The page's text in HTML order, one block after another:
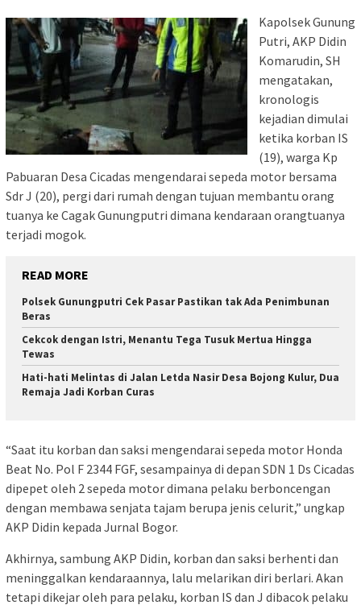
Kapolsek Gunung
Putri, AKP Didin
Komarudin, SH
mengatakan,
kronologis
kejadian dimulai
ketika korban IS
(19), warga Kp
Pabuaran Desa Cicadas mengendarai sepeda motor bersama
Sdr J (20), pergi dari rumah dengan tujuan membantu orang
tuanya ke Cagak Gunungputri dimana kendaraan orangtuanya
terjadi mogok.
READ MORE
Polsek Gunungputri Cek Pasar Pastikan tak Ada Penimbunan
Beras
Cekcok dengan Istri, Menantu Tega Tusuk Mertua Hingga
Tewas
Hati-hati Melintas di Jalan Letda Nasir Desa Bojong Kulur, Dua
Remaja Jadi Korban Curas
“Saat itu korban dan saksi mengendarai sepeda motor Honda
Beat No. Pol F 2344 FGF, sesampainya di depan SDN 1 Ds Cicadas
dipepet oleh 2 sepeda motor dimana pelaku berboncengan
dengan membawa senjata tajam berupa jenis celurit,” ungkap
AKP Didin kepada Jurnal Bogor.
Akhirnya, sambung AKP Didin, korban dan saksi berhenti dan
meninggalkan kendaraannya, lalu melarikan diri berlari. Akan
tetapi dikejar oleh para pelaku, korban IS dan J dibacok pelaku